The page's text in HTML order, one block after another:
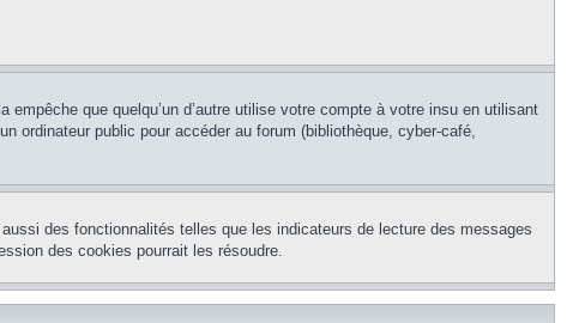
que quelqu’un d’autre utilise votre compte à votre insu en utilisant
ordinateur public pour accéder au forum (bibliothèque, cyber-café,
des fonctionnalités telles que les indicateurs de lecture des messages
des cookies pourrait les résoudre.